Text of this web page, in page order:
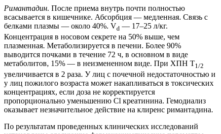
Римантадин. После приема внутрь почти полностью
всасывается в кишечнике. Абсорбция — медленная. Связь с
белками плазмы — около 40%. Vd — 17–25 л/кг.
Концентрация в носовом секрете на 50% выше, чем
плазменная. Метаболизируется в печени. Более 90%
выводится почками в течение 72 ч, в основном в виде
метаболитов, 15% — в неизмененном виде. При ХПН T1/2
увеличивается в 2 раза. У лиц с почечной недостаточностью и
у лиц пожилого возраста может накапливаться в токсических
концентрациях, если доза не корректируется
пропорционально уменьшению Cl креатинина. Гемодиализ
оказывает незначительное действие на клиренс римантадина.
По результатам проведенных клинических исследований